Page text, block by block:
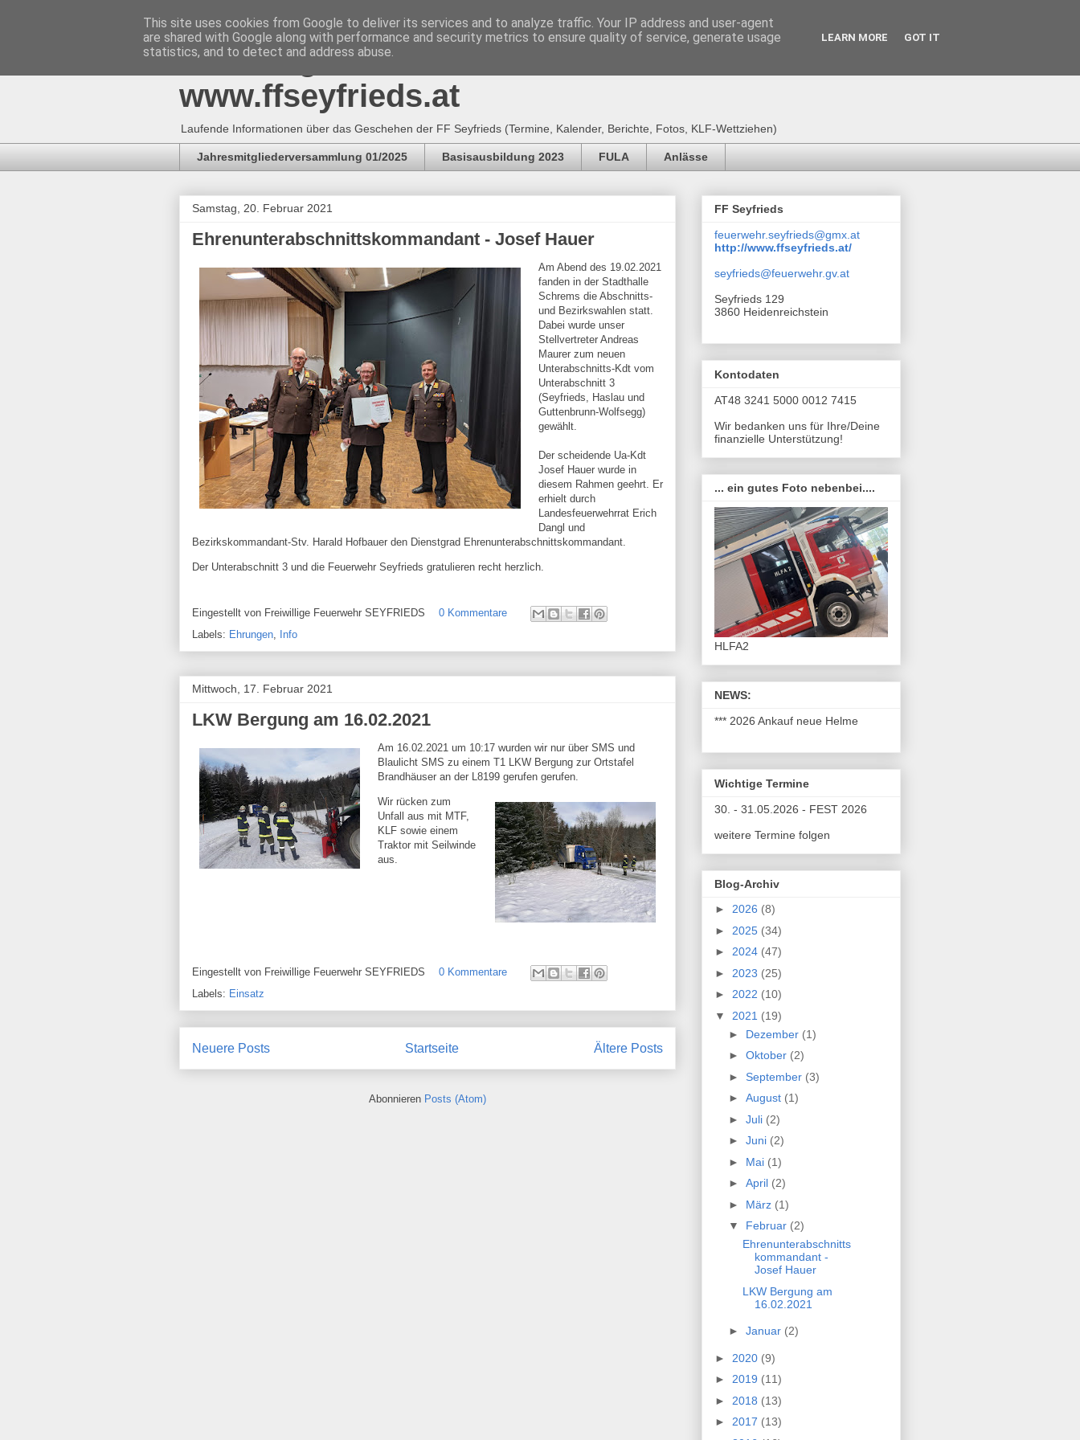
Freiwillige Feuerwehr SEYFRIEDS
www.ffseyfrieds.at
Laufende Informationen über das Geschehen der FF Seyfrieds (Termine, Kalender, Berichte, Fotos, KLF-Wettziehen)
Jahresmitgliederversammlung 01/2025 Basisausbildung 2023 FULA Anlässe
Samstag, 20. Februar 2021
Ehrenunterabschnittskommandant - Josef Hauer
Am Abend des 19.02.2021
fanden in der Stadthalle
Schrems die Abschnitts-
und Bezirkswahlen statt.
Dabei wurde unser
Stellvertreter Andreas
Maurer zum neuen
Unterabschnitts-Kdt vom
Unterabschnitt 3
(Seyfrieds, Haslau und
Guttenbrunn-Wolfsegg)
gewählt.
Der scheidende Ua-Kdt
Josef Hauer wurde in
diesem Rahmen geehrt.
Er
erhielt durch
Landesfeuerwehrrat Erich
Dangl und
Bezirkskommandant-Stv. Harald Hofbauer den Dienstgrad Ehrenunterabschnittskommandant.
Der Unterabschnitt 3 und die Feuerwehr Seyfrieds gratulieren recht herzlich.
Eingestellt von Freiwillige Feuerwehr SEYFRIEDS
0 Kommentare
Labels: Ehrungen Info
Mittwoch, 17. Februar 2021
LKW Bergung am 16.02.2021
Am 16.02.2021 um 10:17 wurden wir nur über SMS und
Blaulicht SMS zu einem T1 LKW Bergung zur Ortstafel
Brandhäuser an der L8199 gerufen gerufen.
Wir rücken zum
Unfall aus mit MTF,
KLF sowie einem
Traktor mit Seilwinde
aus.
Eingestellt von Freiwillige Feuerwehr SEYFRIEDS
0 Kommentare
Labels: Einsatz
Neuere Posts Ältere Posts
Startseite
Abonnieren Posts (Atom)
FF Seyfrieds
feuerwehr.seyfrieds@gmx.at
http://www.ffseyfrieds.at/
seyfrieds@feuerwehr.gv.at
Seyfrieds 129
3860 Heidenreichstein
Kontodaten
AT48 3241 5000 0012 7415
Wir bedanken uns für Ihre/Deine
finanzielle Unterstützung!
... ein gutes Foto nebenbei....
HLFA2
NEWS:
*** 2026 Ankauf neue Helme
Wichtige Termine
30. - 31.05.2026 - FEST 2026
weitere Termine folgen
Blog-Archiv
► 2026 (8)
► 2025 (34)
► 2024 (47)
► 2023 (25)
► 2022 (10)
▼ 2021 (19)
► Dezember (1)
► Oktober (2)
► September (3)
► August (1)
► Juli (2)
► Juni (2)
► Mai (1)
► April (2)
► März (1)
▼ Februar (2)
Ehrenunterabschnitts
kommandant -
Josef Hauer
LKW Bergung am
16.02.2021
► Januar (2)
► 2020 (9)
► 2019 (11)
► 2018 (13)
► 2017 (13)
This site uses cookies from Google to deliver its services and to analyze traffic. Your IP address and user-agent
are shared with Google along with performance and security metrics to ensure quality of service, generate usage
statistics, and to detect and address abuse.
LEARN MORE GOT IT